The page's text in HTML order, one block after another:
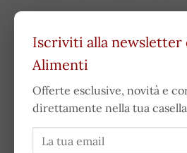
Iscriviti alla newsletter
Alimenti
Offerte esclusive, novità e
direttamente nella tua